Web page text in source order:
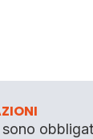
sono